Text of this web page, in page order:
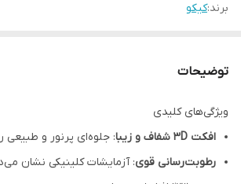
برند:کیکو
توضیحات
ویژگی‌های کلیدی
افکت ۳D شفاف و زیبا
: جلوه‌ای پرنور و
رطوبت‌رسانی قوی: آزمایشات کلینیکی نشان